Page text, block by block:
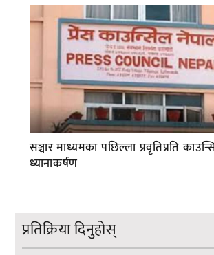
सञ्चार माध्यमका पछिल्ला प्रवृतिप्रति
ध्यानाकर्षण
प्रतिक्रिया दिनुहोस्